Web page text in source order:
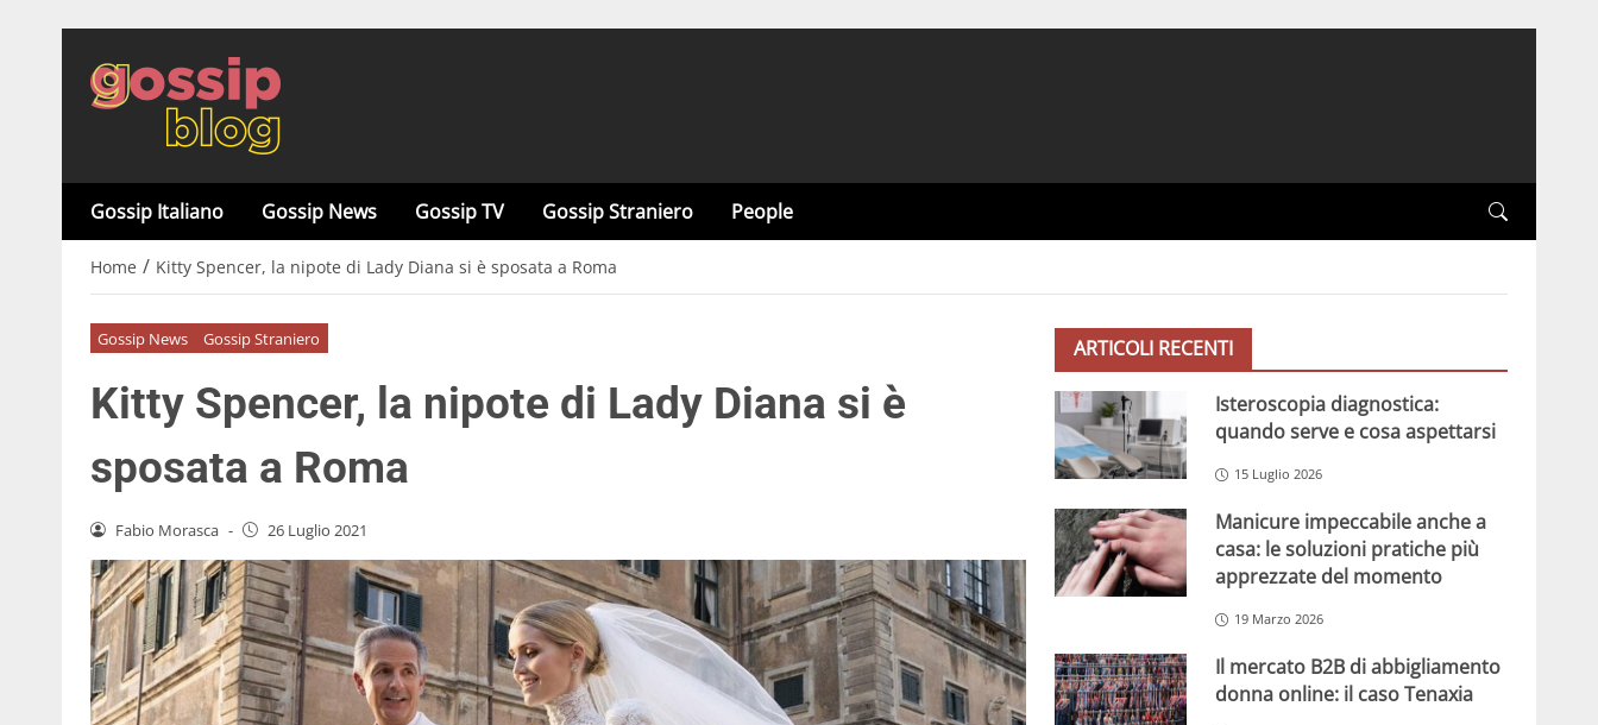
Gossip Italiano Gossip News Gossip TV Gossip Straniero People
Home / Kitty Spencer, la nipote di Lady Diana si è sposata a Roma
Gossip News Gossip Straniero
Kitty Spencer, la nipote di Lady Diana si è
sposata a Roma
Fabio Morasca - 26 Luglio 2021
ARTICOLI RECENTI
Isteroscopia diagnostica:
quando serve e cosa aspettarsi
15 Luglio 2026
Manicure impeccabile anche a
casa: le soluzioni pratiche più
apprezzate del momento
19 Marzo 2026
Il mercato B2B di abbigliamento
donna online: il caso Tenaxia